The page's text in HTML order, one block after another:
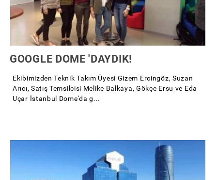
GOOGLE DOME 'DAYDIK!
Ekibimizden Teknik Takım Üyesi Gizem Ercingöz, Suzan
Arıcı, Satış Temsilcisi Melike Balkaya, Gökçe Ersu ve Eda
Uçar İstanbul Dome'da g...